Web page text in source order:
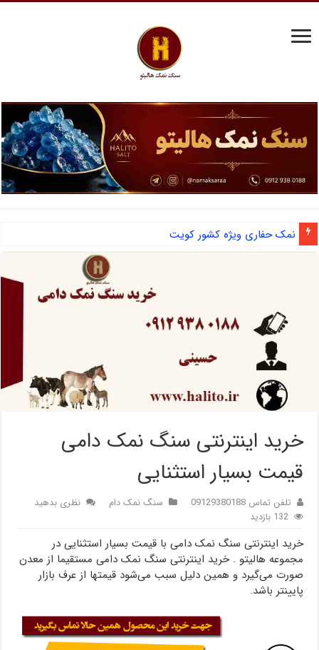
نمک حفاری ویژه کشور کویت
خرید اینترنتی سنگ نمک دامی
قیمت بسیار استثنایی
تلفن تماس 09129380188 سنگ نمک دام
نظری بدهید
132 بازدید
خرید اینترنتی سنگ نمک دامی با قیمت بسیار استثنایی در
مجموعه هالیتو . خرید اینترنتی سنگ نمک دامی مستقیما از معدن
صورت می‌گیرد و همین دلیل سبب می‌شود قیمتها از عرف بازار
پایینتر باشد.